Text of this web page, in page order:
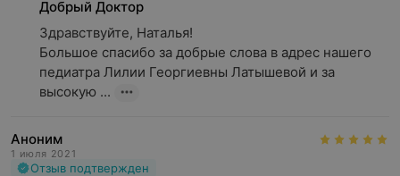
Добрый Доктор
Здравствуйте, Наталья!
Большое спасибо за добрые слова в адрес нашего
педиатра Лилии Георгиевны Латышевой и за
высокую ...
Аноним
1 июля 2021
Отзыв подтвержден